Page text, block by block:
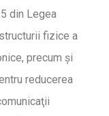
din Legea
fizice a
precum şi
reducerea